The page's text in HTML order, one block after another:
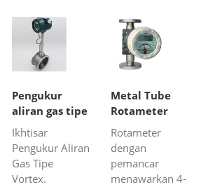
Pengukur
aliran gas tipe
pusaran
Ikhtisar
Pengukur Aliran
Gas Tipe
Vortex.
Metal Tube
Rotameter
dengan
Transmitter
Rotameter
dengan
pemancar
menawarkan 4-